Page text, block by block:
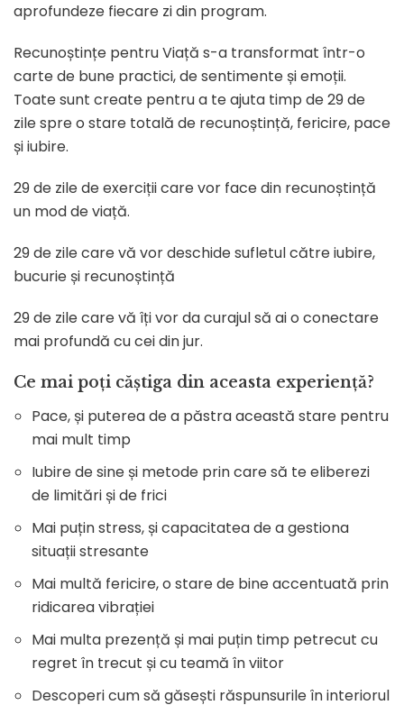
aprofundeze fiecare zi din program.
Recunoștințe pentru Viață s-a transformat într-o
carte de bune practici, de sentimente și emoții.
Toate sunt create pentru a te ajuta timp de 29 de
zile spre o stare totală de recunoștință, fericire, pace
și iubire.
29 de zile de exerciții care vor face din recunoștință
un mod de viață.
29 de zile care vă vor deschide sufletul către iubire,
bucurie și recunoștință
29 de zile care vă îți vor da curajul să ai o conectare
mai profundă cu cei din jur.
Ce mai poți căștiga din aceasta experiență?
Pace, și puterea de a păstra această stare pentru
mai mult timp
Iubire de sine și metode prin care să te eliberezi
de limitări și de frici
Mai puțin stress, și capacitatea de a gestiona
situații stresante
Mai multă fericire, o stare de bine accentuată prin
ridicarea vibrației
Mai multa prezență și mai puțin timp petrecut cu
regret în trecut și cu teamă în viitor
Descoperi cum să găsești răspunsurile în interiorul